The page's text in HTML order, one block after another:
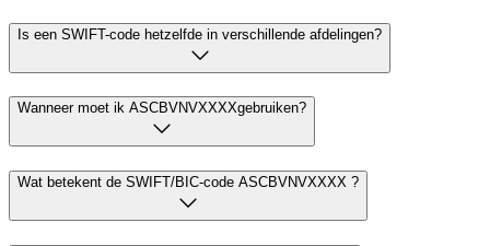
Is een SWIFT-code hetzelfde in verschillende afdelingen?
Wanneer moet ik ASCBVNVXXXXgebruiken?
Wat betekent de SWIFT/BIC-code ASCBVNVXXXX ?